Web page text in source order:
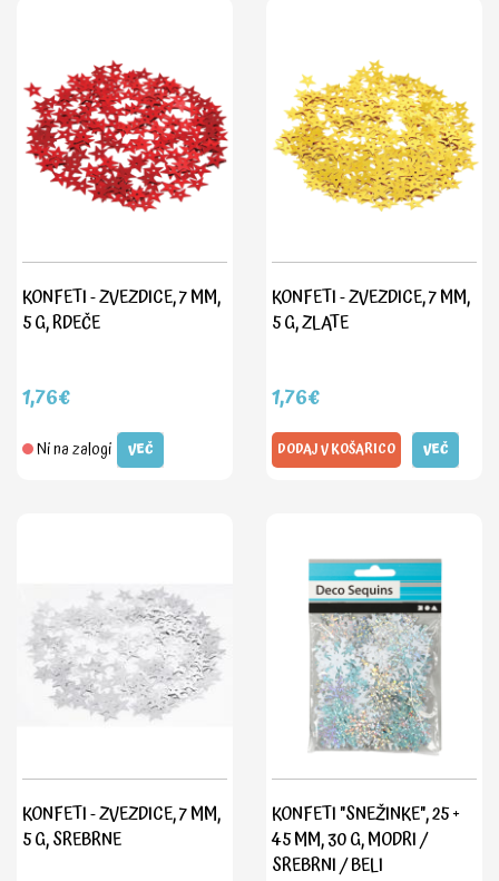
KONFETI - ZVEZDICE, 7 MM,
5 G, RDEČE
1,76€
Ni na zalogi VEČ
KONFETI - ZVEZDICE, 7 MM,
5 G, ZLATE
1,76€
DODAJ V KOŠARICO VEČ
KONFETI - ZVEZDICE, 7 MM,
5 G, SREBRNE
KONFETI "SNEŽINKE", 25 +
45 MM, 30 G, MODRI /
SREBRNI / BELI